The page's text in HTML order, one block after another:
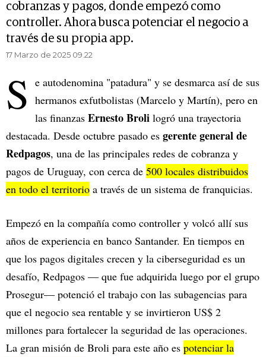
cobranzas y pagos, donde empezó como
controller. Ahora busca potenciar el negocio a
través de su propia app.
17 Marzo de 2025 09.22
S e autodenomina "patadura" y se desmarca así de sus
hermanos exfutbolistas (Marcelo y Martín), pero en
las finanzas Ernesto Broli logró una trayectoria
destacada. Desde octubre pasado es gerente general de
Redpagos, una de las principales redes de cobranza y
pagos de Uruguay, con cerca de 500 locales distribuidos
en todo el territorio a través de un sistema de franquicias.
Empezó en la compañía como controller y volcó allí sus
años de experiencia en banco Santander. En tiempos en
que los pagos digitales crecen y la ciberseguridad es un
desafío, Redpagos — que fue adquirida luego por el grupo
Prosegur— potenció el trabajo con las subagencias para
que el negocio sea rentable y se invirtieron US$ 2
millones para fortalecer la seguridad de las operaciones.
La gran misión de Broli para este año es potenciar la